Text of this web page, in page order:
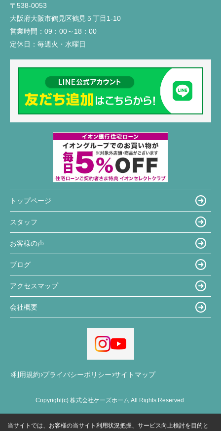
〒538-0053
大阪府大阪市鶴見区鶴見５丁目1-10
営業時間： 09：00～18：00
定休日： 毎週火・水曜日
トップページ
スタッフ
お客様の声
ブログ
アクセスマップ
会社概要
利用規約 プライバシーポリシー サイトマップ
Copyright(c) 株式会社ケーズホーム All Rights Reserved.
当サイトでは、お客様の当サイト利用状況把握、サービス向上検討を目的と